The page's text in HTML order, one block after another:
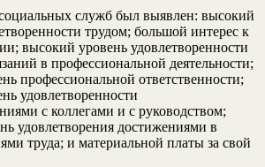
служб был выявлен: высокий
трудом; большой интерес к
высокий уровень удовлетворенности
в профессиональной деятельности;
профессиональной ответственности;
удовлетворенности
с коллегами и с руководством;
удовлетворения достижениями в
труда; и материальной платы за свой